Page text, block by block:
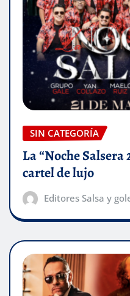
SIN CATEGORÍA
La “Noche Salsera
cartel de lujo
Editores Salsa y